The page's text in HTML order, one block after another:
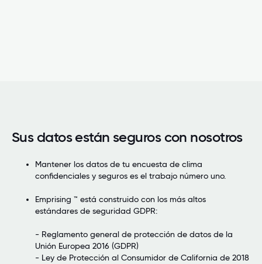
Sus datos están seguros con nosotros
Mantener los datos de tu encuesta de clima
confidenciales y seguros es el trabajo número uno.
Emprising ™ está construido con los más altos
estándares de seguridad GDPR:
- Reglamento general de protección de datos de la
Unión Europea 2016 (GDPR)
- Ley de Protección al Consumidor de California de 2018